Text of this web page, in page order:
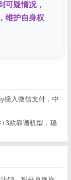
可疑情况，
维护自身权
接入微信支付，中
款靠谱机型，稳